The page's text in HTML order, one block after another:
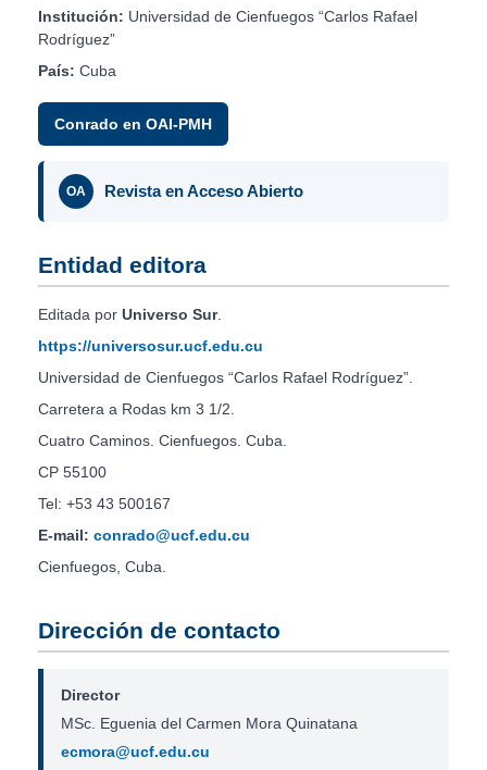
Institución: Universidad de Cienfuegos “Carlos Rafael
Rodríguez”
País: Cuba
Conrado en OAI-PMH
OA Revista en Acceso Abierto
Entidad editora
Editada por Universo Sur.
https://universosur.ucf.edu.cu
Universidad de Cienfuegos “Carlos Rafael Rodríguez”.
Carretera a Rodas km 3 1/2.
Cuatro Caminos. Cienfuegos. Cuba.
CP 55100
Tel: +53 43 500167
E-mail: conrado@ucf.edu.cu
Cienfuegos, Cuba.
Dirección de contacto
Director
MSc. Eguenia del Carmen Mora Quinatana
ecmora@ucf.edu.cu